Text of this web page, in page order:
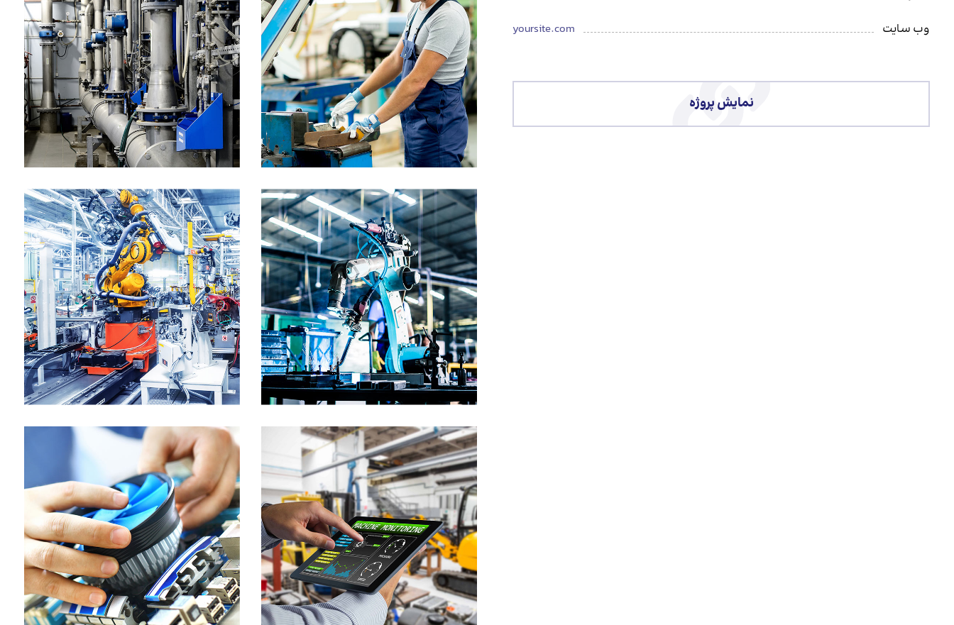
وب سایت
yoursite.com
نمایش پروژه